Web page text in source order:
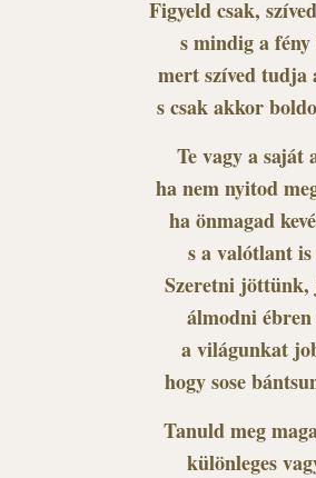
Figyeld csak,
s mindig a fény
mert szíved tudja
s csak akkor
Te vagy a saját
ha nem nyitod
ha önmagad
s a valótlant is
Szeretni jöttünk,
álmodni
a világunkat
hogy sose
Tanuld meg
különleges